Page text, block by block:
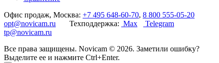
Офис продаж, Москва: +7 495 648-60-70, 8 800 555-05-20
opt@novicam.ru Техподдержка: Max
Telegram
tp@novicam.ru
Все права защищены. Novicam © 2026. Заметили ошибку?
Выделите ее и нажмите Ctrl+Enter.